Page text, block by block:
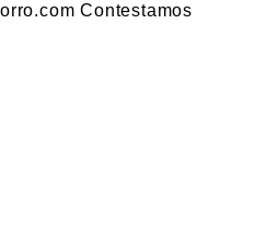
Contestamos